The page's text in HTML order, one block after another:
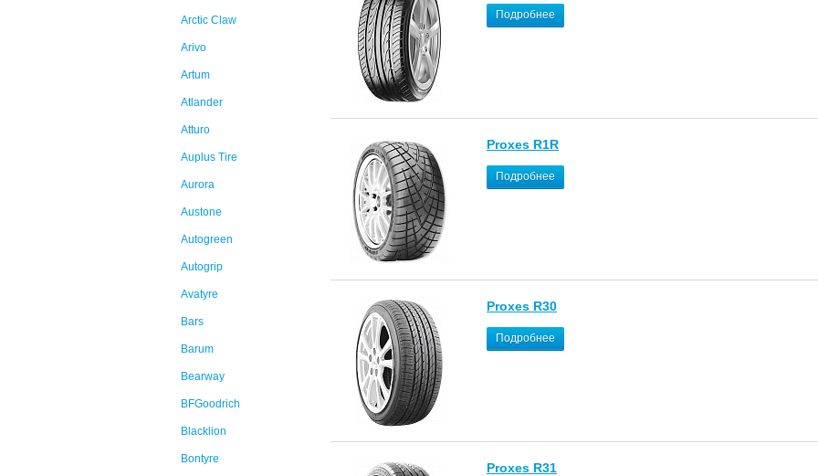
Arctic Claw
Arivo
Artum
Atlander
Atturo
Auplus Tire
Aurora
Austone
Autogreen
Autogrip
Avatyre
Bars
Barum
Bearway
BFGoodrich
Blacklion
Bontyre
Подробнее
Proxes R1R
Подробнее
Proxes R30
Подробнее
Proxes R31